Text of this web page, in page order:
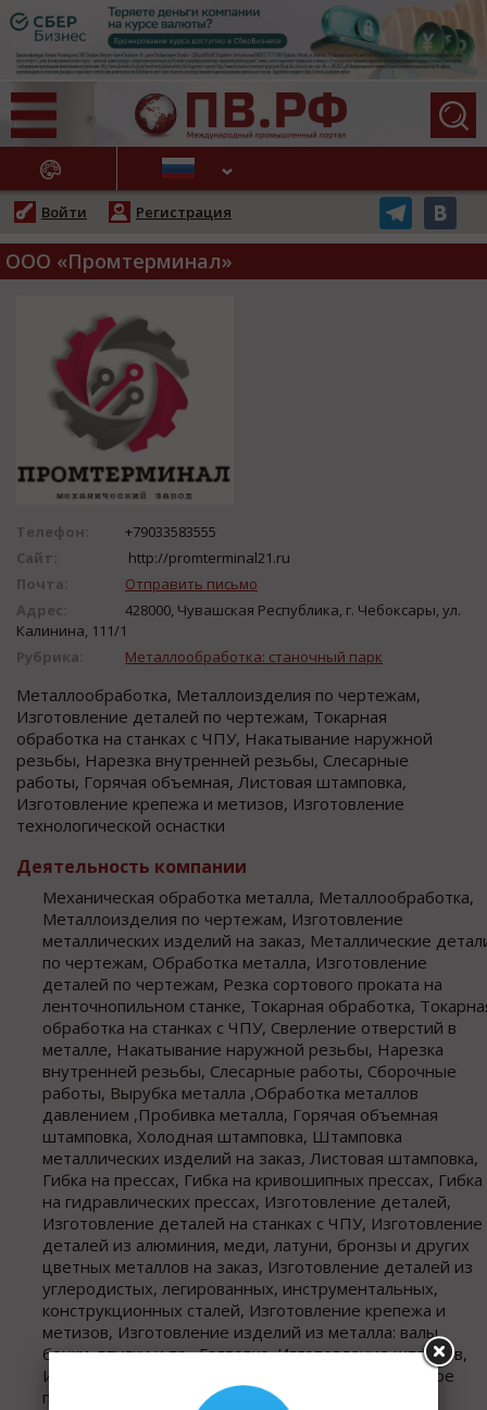
НОВОСТИ
Войти Регистрация
ООО «Промтерминал»
Телефон:
+79033583555
Сайт:
http://promterminal21.ru
Почта:
Отправить письмо
Адрес:
428000, Чувашская Республика, г. Чебоксары, ул.
Калинина, 111/1
Рубрика:
Металлообработка: станочный парк
Металлообработка, Металлоизделия по чертежам,
Изготовление деталей по чертежам, Токарная
обработка на станках с ЧПУ, Накатывание наружной
резьбы, Нарезка внутренней резьбы, Слесарные
работы, Горячая объемная, Листовая штамповка,
Изготовление крепежа и метизов, Изготовление
технологической оснастки
Деятельность компании
Механическая обработка металла, Металлообработка,
Металлоизделия по чертежам, Изготовление
металлических изделий на заказ, Металлические
по чертежам, Обработка металла, Изготовление
деталей по чертежам, Резка сортового проката на
ленточнопильном станке, Токарная обработка,
обработка на станках с ЧПУ, Сверление отверстий в
металле, Накатывание наружной резьбы, Нарезка
внутренней резьбы, Слесарные работы, Сборочные
работы, Вырубка металла ,Обработка металлов
давлением ,Пробивка металла, Горячая объемная
штамповка, Холодная штамповка, Штамповка
металлических изделий на заказ, Листовая штамповка,
Гибка на прессах, Гибка на кривошипных прессах, Гибка
на гидравлических прессах, Изготовление деталей,
Изготовление деталей на станках с ЧПУ, Изготовление
деталей из алюминия, меди, латуни, бронзы и других
цветных металлов на заказ, Изготовление деталей из
углеродистых, легированных, инструментальных,
конструкционных сталей, Изготовление крепежа и
метизов, Изготовление изделий из металла: валы,
бонки, втулки и пр., Галтовка, Изготовление штампов,
Изготовление технологической оснастки, Серийное
производство, Крупносерийное производство